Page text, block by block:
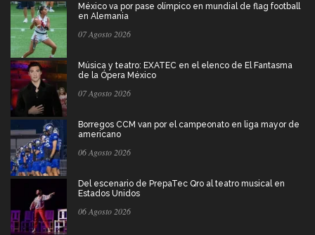
México va por pase olímpico en mundial de flag football
en Alemania
07 Agosto 2026
Música y teatro: EXATEC en el elenco de El Fantasma
de la Ópera México
07 Agosto 2026
Borregos CCM van por el campeonato en liga mayor de
americano
06 Agosto 2026
Del escenario de PrepaTec Qro al teatro musical en
Estados Unidos
06 Agosto 2026